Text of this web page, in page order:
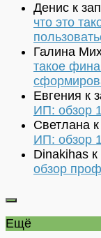
Денис к
что это
Галина
такое
Евгения к
ИП: обзор
Светлана
ИП: обзор
Dinakihas
обзор
Ещё